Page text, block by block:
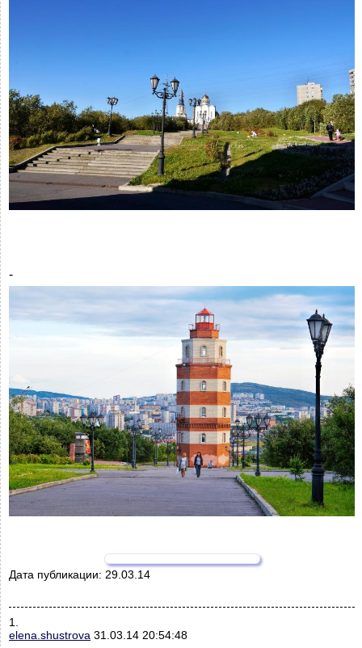
-
Дата публикации: 29.03.14
1.
elena.shustrova 31.03.14 20:54:48